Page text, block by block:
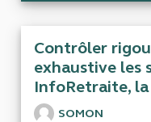
Contrôler
exhaustive les
InfoRetraite, la
SOMON